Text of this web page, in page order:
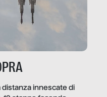
distanza innescate di